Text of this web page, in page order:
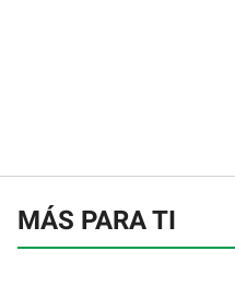
MÁS PARA TI